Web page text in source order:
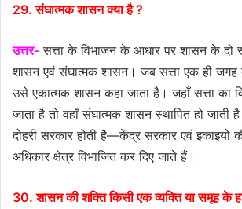
29. संघात्मक शासन क्या है ?
उत्तर- सत्ता के विभाजन के आधार पर शासन के दो
शासन एवं संघात्मक शासन। जब सत्ता एक ही जगह
उसे एकात्मक शासन कहा जाता है। जहाँ सत्ता का
जाता है तो वहाँ संघात्मक शासन स्थापित हो
दोहरी सरकार होती है—केंद्र सरकार एवं इकाइयों
अधिकार क्षेत्र विभाजित कर दिए जाते हैं।
30. शासन की शक्ति किसी एक व्यक्ति या समूह के